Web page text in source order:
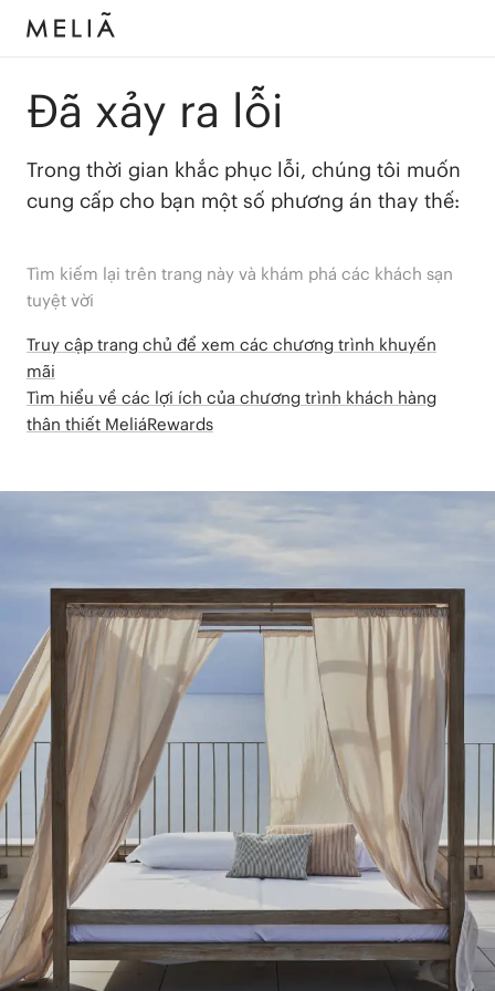
Đã xảy ra lỗi
Trong thời gian khắc phục lỗi, chúng tôi muốn
cung cấp cho bạn một số phương án thay thế:
Tìm kiếm lại trên trang này và khám phá các khách sạn
tuyệt vời
Truy cập trang chủ để xem các chương trình khuyến
mãi
Tìm hiểu về các lợi ích của chương trình khách hàng
thân thiết MeliáRewards